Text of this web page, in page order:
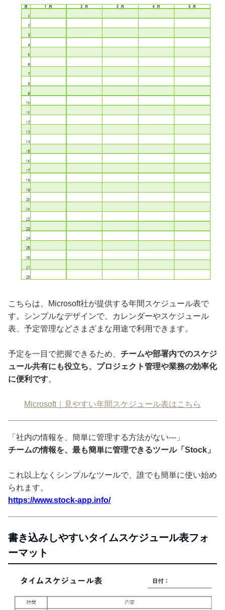
こちらは、Microsoft社が提供する年間スケジュール表で
す。シンプルなデザインで、カレンダーやスケジュール
表、予定管理などさまざまな用途で利用できます。
予定を一目で把握できるため、 チームや部署内でのスケジ
ュール共有にも役立ち、プロジェクト管理や業務の効率化
に便利です。
Microsoft｜見やすい年間スケジュール表はこちら
「社内の情報を、簡単に管理する方法がない---」
チームの情報を、最も簡単に管理できるツール「Stock」
これ以上なくシンプルなツールで、誰でも簡単に使い始め
られます。
https://www.stock-app.info/
書き込みしやすいタイムスケジュール表フォ
ーマット